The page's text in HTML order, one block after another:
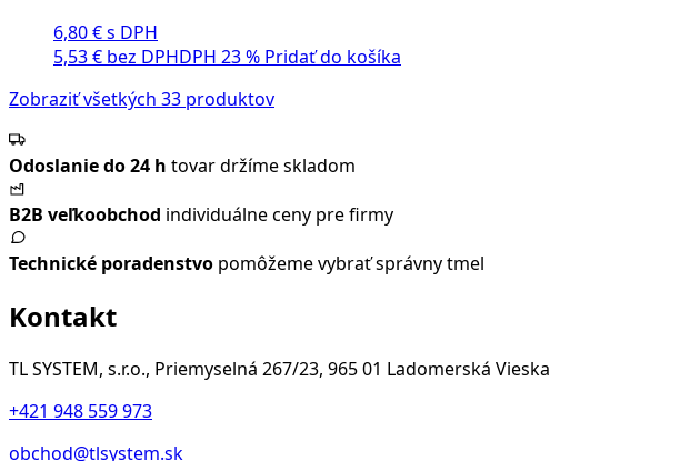
6,80€s DPH
5,53€ bez DPHDPH 23 % Pridať do košíka
Zobraziť všetkých 33 produktov
Odoslanie do 24 h tovar držíme skladom
B2B veľkoobchod individuálne ceny pre firmy
Technické poradenstvo pomôžeme vybrať správny tmel
Kontakt
TL SYSTEM, s.r.o., Priemyselná 267/23, 965 01 Ladomerská Vieska
+421 948 559 973
obchod@tlsystem.sk